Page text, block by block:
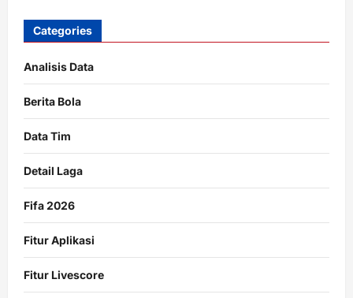
Categories
Analisis Data
Berita Bola
Data Tim
Detail Laga
Fifa 2026
Fitur Aplikasi
Fitur Livescore